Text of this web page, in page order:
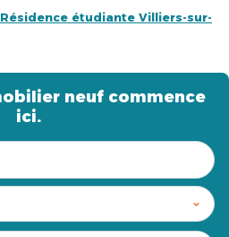
étudiante Villiers-sur-
neuf commence
ici.